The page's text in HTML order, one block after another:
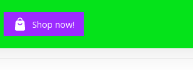
Shop now!